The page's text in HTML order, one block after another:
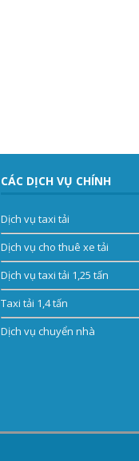
CÁC DỊCH VỤ CHÍNH
Dịch vụ taxi tải
Dịch vụ cho thuê xe tải
Dịch vụ taxi tải 1,25 tấn
Taxi tải 1,4 tấn
Dịch vụ chuyển nhà